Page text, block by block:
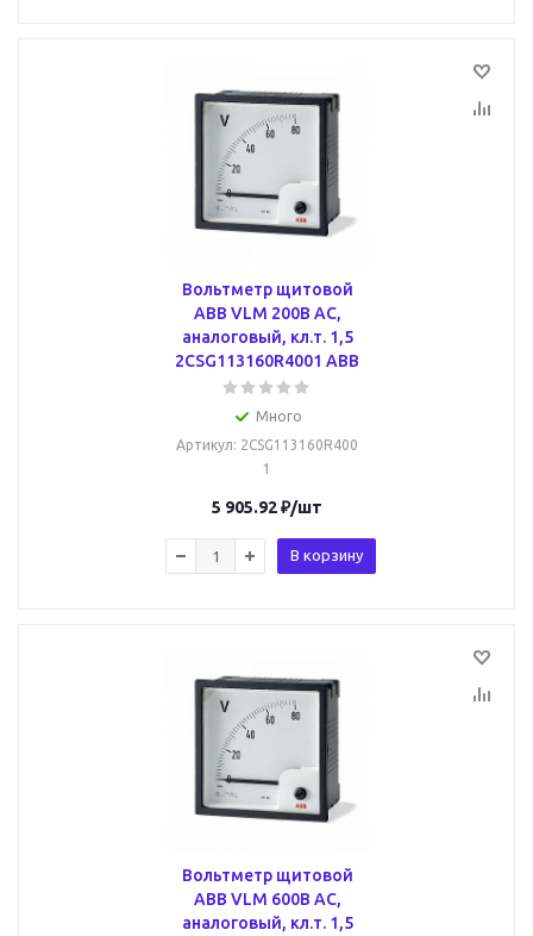
Вольтметр щитовой
ABB VLM 200В AC,
аналоговый, кл.т. 1,5
2CSG113160R4001 ABB
Много
Артикул: 2CSG113160R400
1
5 905.92₽/шт
В корзину
Вольтметр щитовой
ABB VLM 600В AC,
аналоговый, кл.т. 1,5